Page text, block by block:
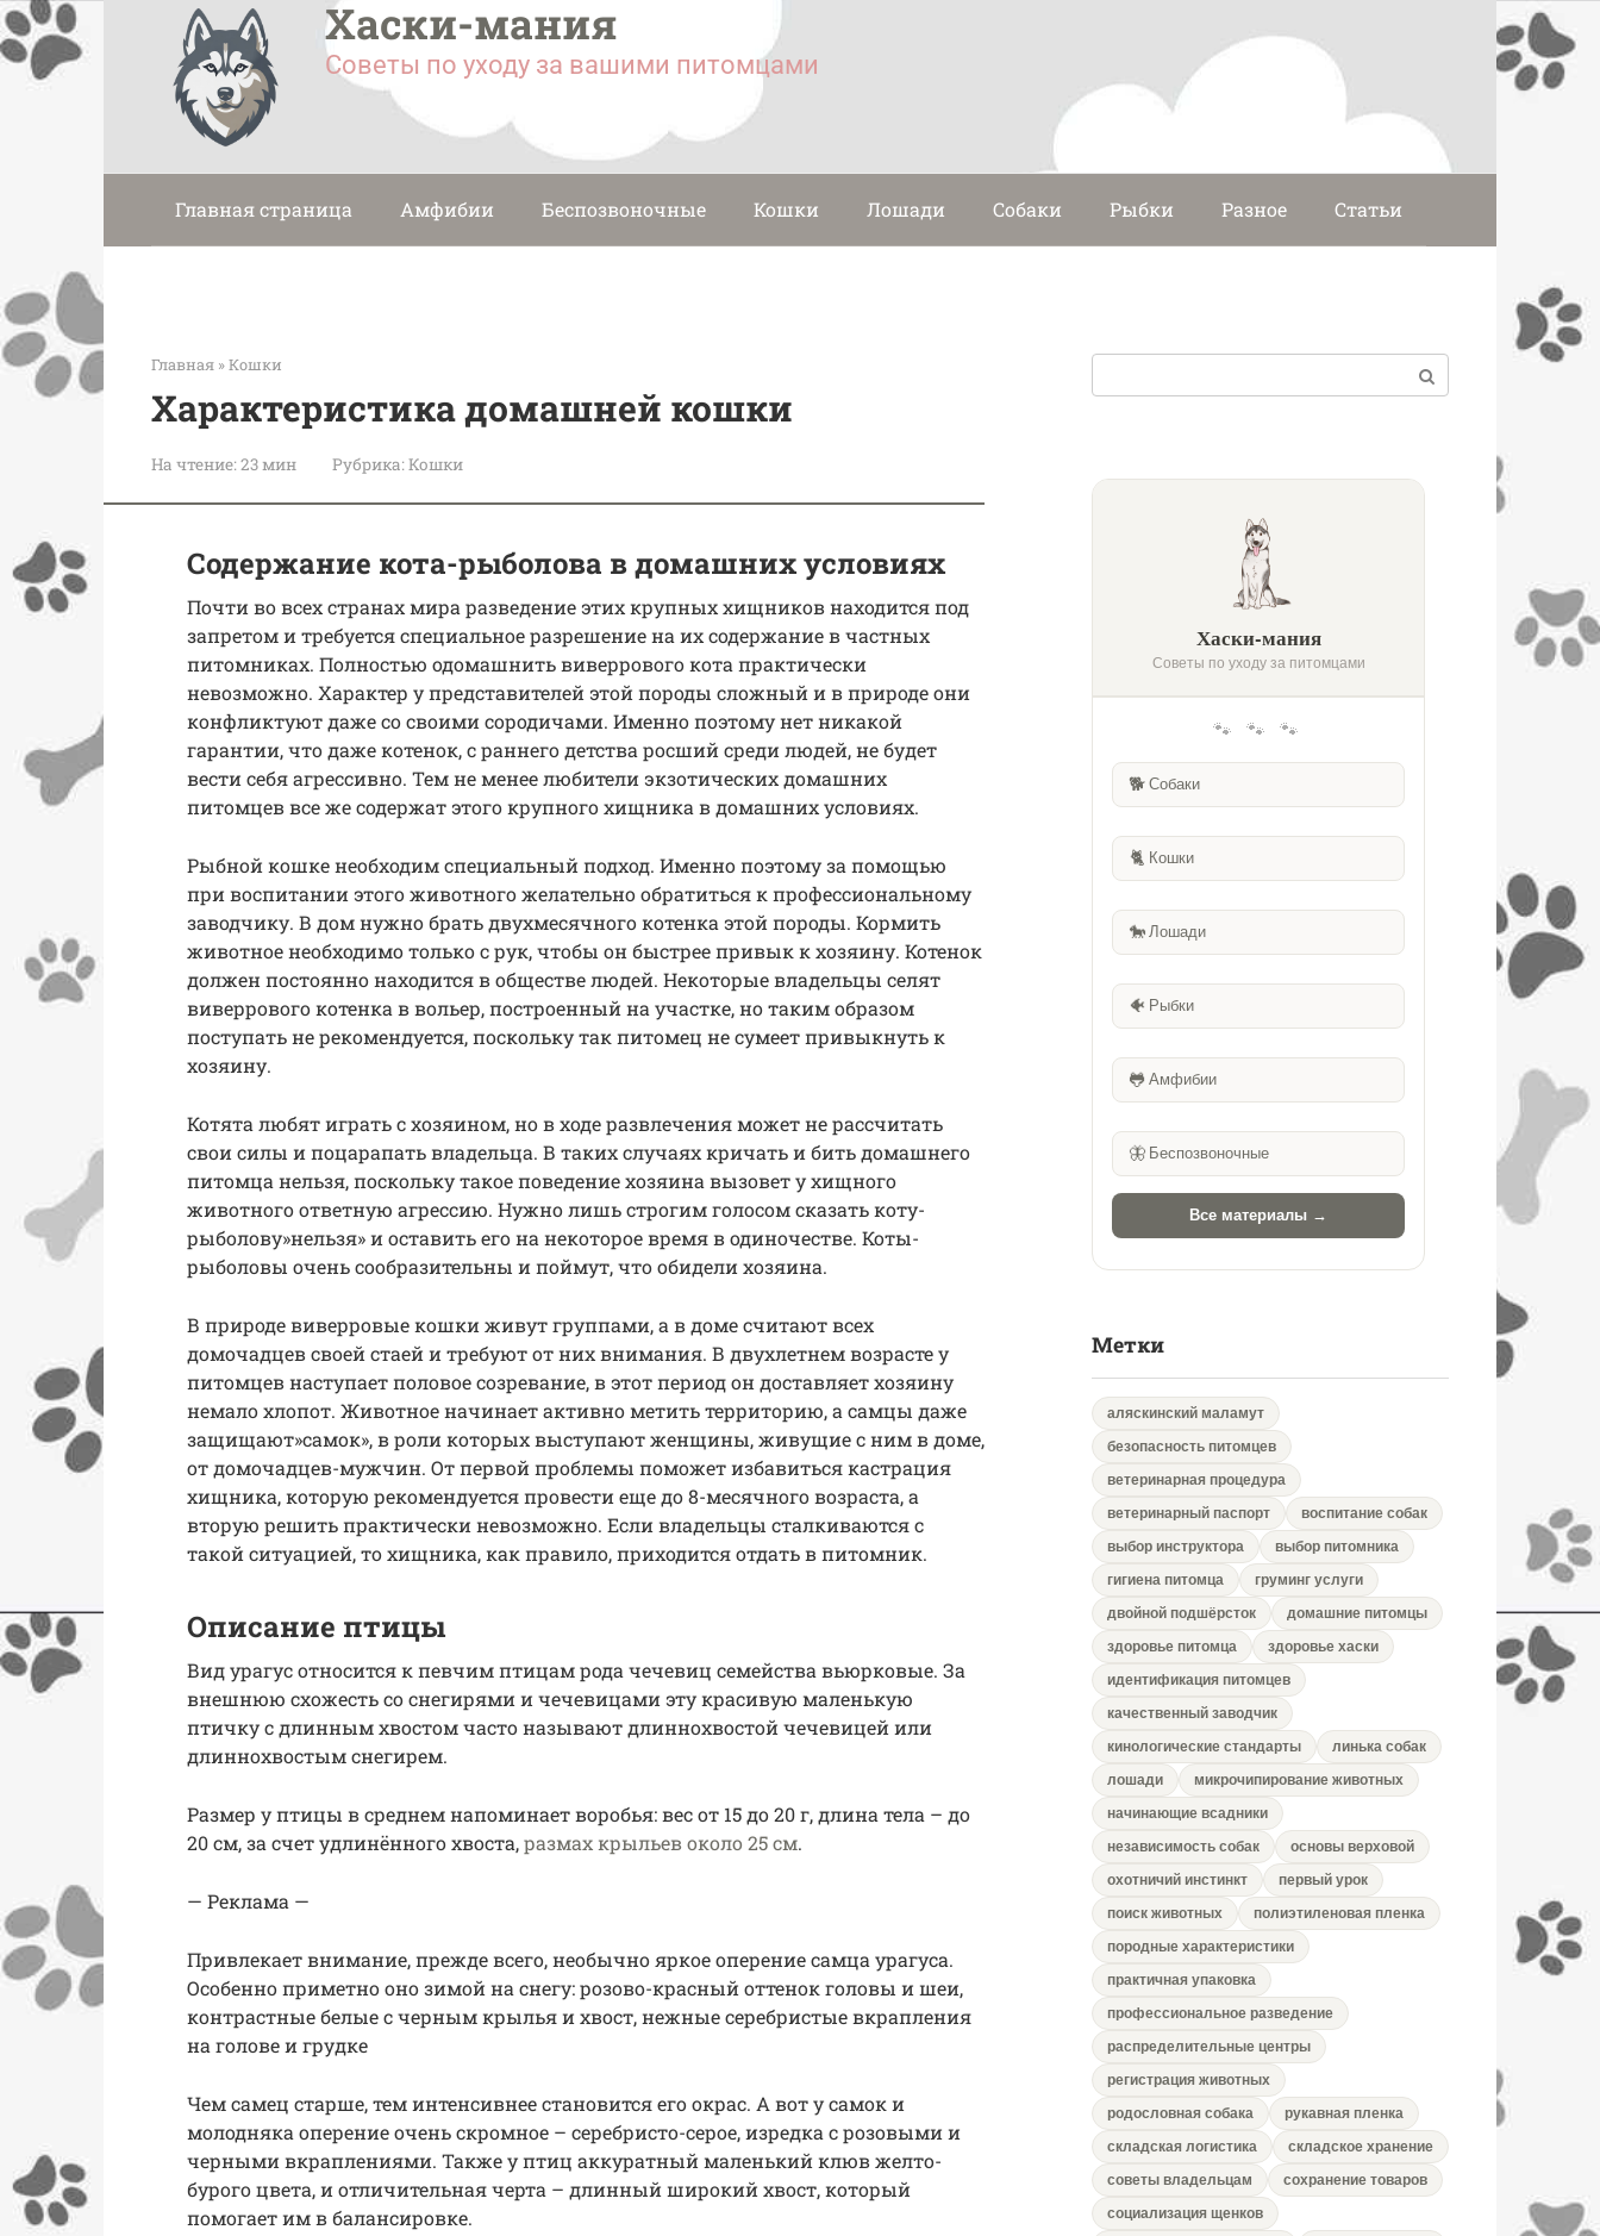
Перейти
к
контенту
Хаски-мания
Советы по уходу за вашими питомцами
Главная страница Амфибии Беспозвоночные Кошки Лошади Собаки Рыбки Разное Статьи
Главная »Кошки
Характеристика домашней кошки
На чтение:23 мин Рубрика:Кошки
Содержание кота-рыболова в домашних условиях
Почти во всех странах мира разведение этих крупных хищников находится под
запретом и требуется специальное разрешение на их содержание в частных
питомниках. Полностью одомашнить виверрового кота практически
невозможно. Характер у представителей этой породы сложный и в природе они
конфликтуют даже со своими сородичами. Именно поэтому нет никакой
гарантии, что даже котенок, с раннего детства росший среди людей, не будет
вести себя агрессивно. Тем не менее любители экзотических домашних
питомцев все же содержат этого крупного хищника в домашних условиях.
Рыбной кошке необходим специальный подход. Именно поэтому за помощью
при воспитании этого животного желательно обратиться к профессиональному
заводчику. В дом нужно брать двухмесячного котенка этой породы. Кормить
животное необходимо только с рук, чтобы он быстрее привык к хозяину. Котенок
должен постоянно находится в обществе людей. Некоторые владельцы селят
виверрового котенка в вольер, построенный на участке, но таким образом
поступать не рекомендуется, поскольку так питомец не сумеет привыкнуть к
хозяину.
Котята любят играть с хозяином, но в ходе развлечения может не рассчитать
свои силы и поцарапать владельца. В таких случаях кричать и бить домашнего
питомца нельзя, поскольку такое поведение хозяина вызовет у хищного
животного ответную агрессию. Нужно лишь строгим голосом сказать коту-
рыболову»нельзя» и оставить его на некоторое время в одиночестве. Коты-
рыболовы очень сообразительны и поймут, что обидели хозяина.
В природе виверровые кошки живут группами, а в доме считают всех
домочадцев своей стаей и требуют от них внимания. В двухлетнем возрасте у
питомцев наступает половое созревание, в этот период он доставляет хозяину
немало хлопот. Животное начинает активно метить территорию, а самцы даже
защищают»самок», в роли которых выступают женщины, живущие с ним в доме,
от домочадцев-мужчин. От первой проблемы поможет избавиться кастрация
хищника, которую рекомендуется провести еще до 8-месячного возраста, а
вторую решить практически невозможно. Если владельцы сталкиваются с
такой ситуацией, то хищника, как правило, приходится отдать в питомник.
Описание птицы
Вид урагус относится к певчим птицам рода чечевиц семейства вьюрковые. За
внешнюю схожесть со снегирями и чечевицами эту красивую маленькую
птичку с длинным хвостом часто называют длиннохвостой чечевицей или
длиннохвостым снегирем.
Размер у птицы в среднем напоминает воробья: вес от 15 до 20 г, длина тела – до
20 см, за счет удлинённого хвоста,размах крыльев около 25 см.
— Реклама —
Привлекает внимание, прежде всего, необычно яркое оперение самца урагуса.
Особенно приметно оно зимой на снегу: розово-красный оттенок головы и шеи,
контрастные белые с черным крылья и хвост, нежные серебристые вкрапления
на голове и грудке
Чем самец старше, тем интенсивнее становится его окрас. А вот у самок и
молодняка оперение очень скромное – серебристо-серое, изредка с розовыми и
черными вкраплениями. Также у птиц аккуратный маленький клюв желто-
бурого цвета, и отличительная черта – длинный широкий хвост, который
помогает им в балансировке.
Хаски-мания
Советы по уходу за питомцами
🐾 🐾 🐾
🐕 Собаки
🐈 Кошки
🐎 Лошади
🐠 Рыбки
🐸 Амфибии
🦋 Беспозвоночные
Все материалы →
Метки
аляскинский маламут
безопасность питомцев
ветеринарная процедура
ветеринарный паспорт
воспитание собак
выбор инструктора
выбор питомника
гигиена питомца
груминг услуги
двойной подшёрсток
домашние питомцы
здоровье питомца
здоровье хаски
идентификация питомцев
качественный заводчик
кинологические стандарты
линька собак
лошади
микрочипирование животных
начинающие всадники
независимость собак
основы верховой
охотничий инстинкт
первый урок
поиск животных
полиэтиленовая пленка
породные характеристики
практичная упаковка
профессиональное разведение
распределительные центры
регистрация животных
родословная собака
рукавная пленка
складская логистика
складское хранение
советы владельцам
сохранение товаров
социализация щенков